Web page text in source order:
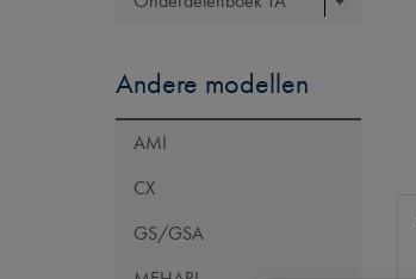
Andere modellen
AMI
CX
GS/GSA